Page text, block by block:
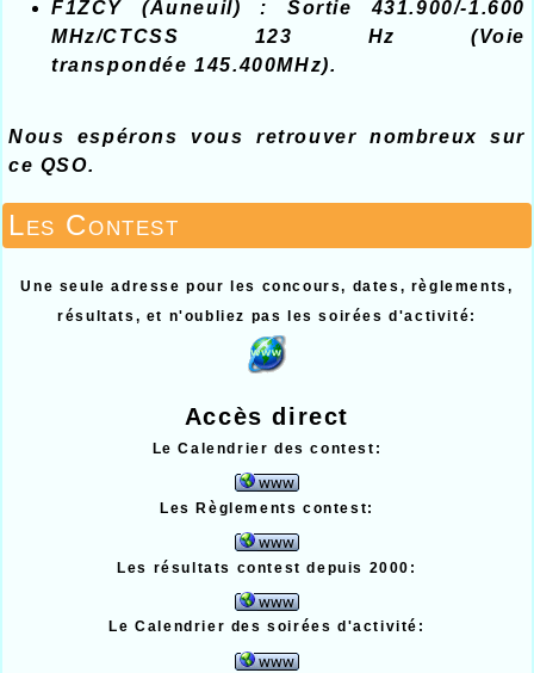
F1ZCY (Auneuil) : Sortie 431.900/-1.600
MHz/CTCSS 123 Hz (Voie
transpondée 145.400MHz).
Nous espérons vous retrouver nombreux sur
ce QSO.
Les Contest
Une seule adresse pour les concours, dates, règlements,
résultats, et n'oubliez pas les soirées d'activité:
Accès direct
Le Calendrier des contest:
Les Règlements contest:
Les résultats contest depuis 2000:
Le Calendrier des soirées d'activité: